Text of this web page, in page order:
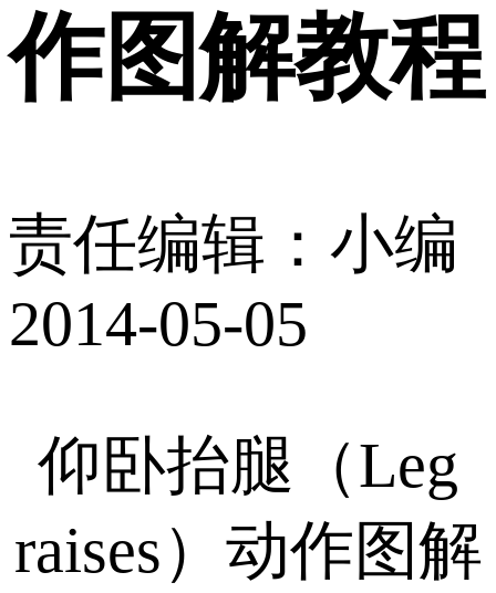
作图解教程
责任编辑：小编
2014-05-05
仰卧抬腿（Leg
raises）动作图解